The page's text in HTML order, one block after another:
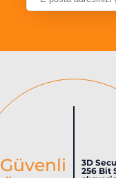
Güvenli
3D
256 Bit